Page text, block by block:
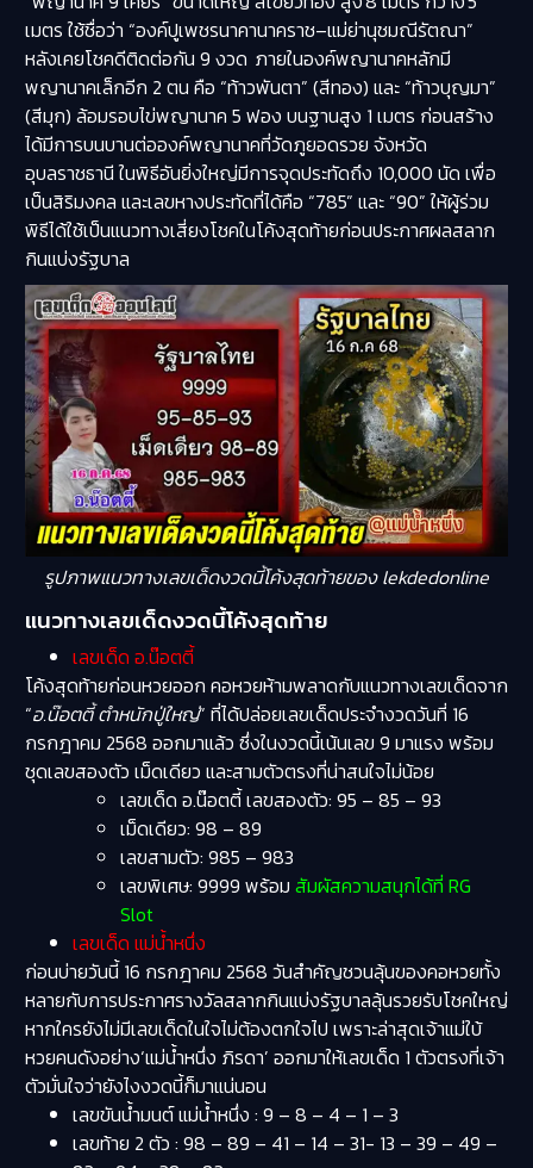
เมตร ใช้ชื่อว่า “องค์ปูเพชรนาคานาคราช–แม่ย่านุชมณีรัตณา”
หลังเคยโชคดีติดต่อกัน 9 งวด ภายในองค์พญานาคหลักมี
พญานาคเล็กอีก 2 ตน คือ “ท้าวพันตา” (สีทอง) และ “ท้าวบุญมา”
(สีมุก) ล้อมรอบไข่พญานาค 5 ฟอง บนฐานสูง 1 เมตร ก่อนสร้าง
ได้มีการบนบานต่อองค์พญานาคที่วัดภูยอดรวย จังหวัด
อุบลราชธานี ในพิธีอันยิ่งใหญ่มีการจุดประทัดถึง 10,000 นัด เพื่อ
เป็นสิริมงคล และเลขหางประทัดที่ได้คือ “785” และ “90” ให้ผู้ร่วม
พิธีได้ใช้เป็นแนวทางเสี่ยงโชคในโค้งสุดท้ายก่อนประกาศผลสลาก
กินแบ่งรัฐบาล
รูปภาพแนวทางเลขเด็ดงวดนี้โค้งสุดท้ายของ lekdedonline
แนวทางเลขเด็ดงวดนี้โค้งสุดท้าย
เลขเด็ด อ.น๊อตตี้
โค้งสุดท้ายก่อนหวยออก คอหวยห้ามพลาดกับแนวทางเลขเด็ดจาก
“อ.น๊อตตี้ ตำหนักปู่ใหญ่” ที่ได้ปล่อยเลขเด็ดประจำงวดวันที่ 16
กรกฎาคม 2568 ออกมาแล้ว ซึ่งในงวดนี้เน้นเลข 9 มาแรง พร้อม
ชุดเลขสองตัว เม็ดเดียว และสามตัวตรงที่น่าสนใจไม่น้อย
เลขเด็ด อ.น๊อตตี้ เลขสองตัว: 95 – 85 – 93
เม็ดเดียว: 98 – 89
เลขสามตัว: 985 – 983
เลขพิเศษ: 9999 พร้อม สัมผัสความสนุกได้ที่ RG
Slot
เลขเด็ด แม่น้ำหนึ่ง
ก่อนบ่ายวันนี้ 16 กรกฎาคม 2568 วันสำคัญชวนลุ้นของคอหวยทั้ง
หลายกับการประกาศรางวัลสลากกินแบ่งรัฐบาลลุ้นรวยรับโชคใหญ่
หากใครยังไม่มีเลขเด็ดในใจไม่ต้องตกใจไป เพราะล่าสุดเจ้าแม่ใบ้
หวยคนดังอย่าง‘แม่น้ำหนึ่ง ภิรดา’ ออกมาให้เลขเด็ด 1 ตัวตรงที่เจ้า
ตัวมั่นใจว่ายังไงงวดนี้ก็มาแน่นอน
เลขขันน้ำมนต์ แม่น้ำหนึ่ง : 9 – 8 – 4 – 1 – 3
เลขท้าย 2 ตัว : 98 – 89 – 41 – 14 – 31- 13 – 39 – 49 –